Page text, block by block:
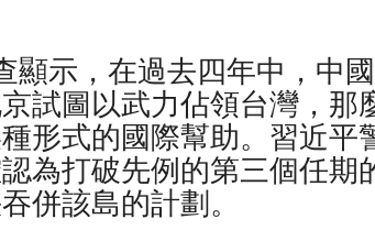
顯示，在過去四年中，中
試圖以武力佔領台灣，那
形式的國際幫助。習近平
為打破先例的第三個任期
併該島的計劃。